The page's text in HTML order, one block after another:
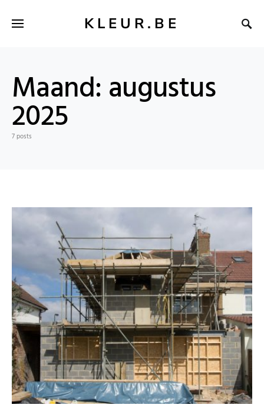
KLEUR.BE
Maand:augustus
2025
7 posts